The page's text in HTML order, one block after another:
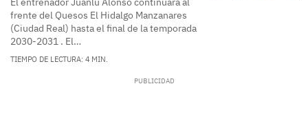
frente del Quesos El Hidalgo Manzanares
(Ciudad Real) hasta el final de la temporada
2030-2031 . El…
TIEMPO DE LECTURA: 4 MIN.